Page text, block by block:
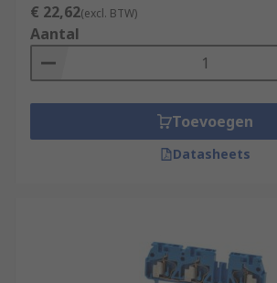
€ 22,62(excl. BTW)
Aantal
Toevoegen
Datasheets